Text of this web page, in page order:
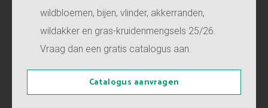
wildbloemen, bijen, vlinder, akkerranden,
wildakker en gras-kruidenmengsels 25/26.
Vraag dan een gratis catalogus aan.
Catalogus aanvragen